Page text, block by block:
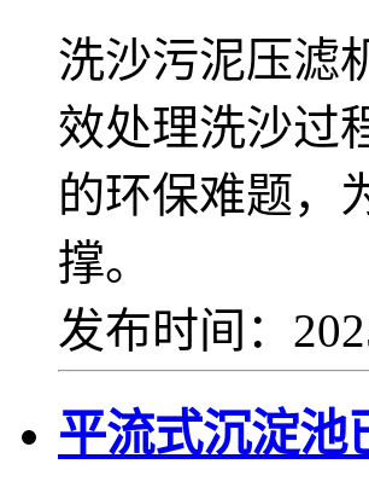
洗沙污泥压滤
效处理洗沙过
的环保难题，
撑。
发布时间：
平流式沉淀池